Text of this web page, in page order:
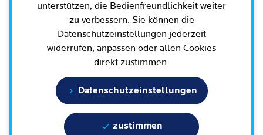
unterstützen, die Bedienfreundlichkeit weiter
zu verbessern. Sie können die
Datenschutzeinstellungen jederzeit
widerrufen, anpassen oder allen Cookies
direkt zustimmen.
Datenschutzeinstellungen
zustimmen
Geoportal und Stadtplan
Bauen, Wohnen und Umzug
Engagement und Beteiligung
Tierhaltung und Wildtiere
Gesundheit und Krankheit
Stadtpolitik - einfach erklärt
Oberbürgermeister
Bochumer Vertretung in den Parlamenten
Aktuelle Presse­meldungen
5 Botschaften für Bochum
Bürgerbeteiligungsplattform
Geoportal und Stadtplan
E-Mobilität / Verkehr / Parken / Baustellen
Wissenschaft und Bildung
Geschichte / Tradition
Statistik und Zahlen
(Online)Dienste Terminbuchung
Familie und Kita Karriere und Jobs